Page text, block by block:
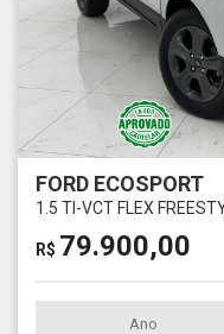
FORD ECOSPORT
1.5 TI-VCT FLEX
R$ 79.900,00
Ano